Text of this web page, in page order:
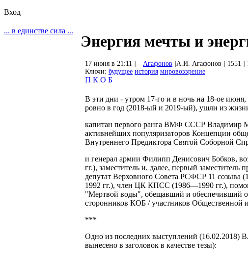
Вход
... в единстве сила ...
Энергия мечты и
17 июня в 21:11 Агафонов А.И. Агафонов 1551
Ключи: будущее история мировоззрение
П К О Б
В эти дни - утром 17-го и в ночь на 18-ое июня,
ровно в год (2018-ый и 2019-ый), ушли из
капитан первого ранга ВМФ СССР Владимир
активнейших популяризаторов Концепции
Внутреннего Предиктора Святой Соборной
и генерал армии Филипп Денисович Бобков,
гг.), заместитель и, далее, первый
депутат Верховного Совета РСФСР 11
1992 гг.), член ЦК КПСС (1986—1990 гг.),
"Мертвой воды", обещавший и обеспечивший
сторонников КОБ / участников Общественной
***
Одно из последних выступлений (16.02.2018)
вынесено в заголовок в качестве тезы):